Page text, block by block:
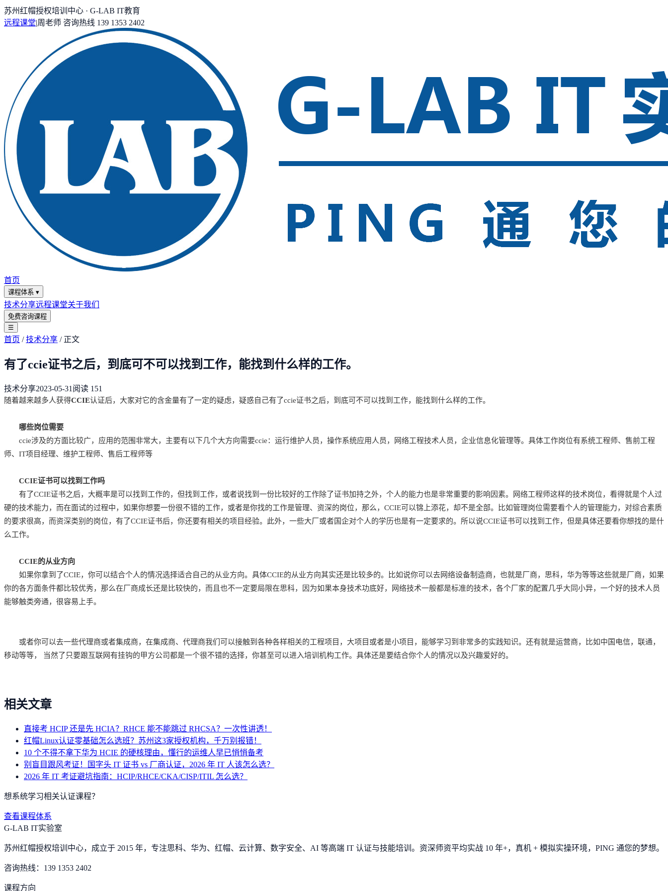
苏州红帽授权培训中心 · G-LAB IT教育
远程课堂|周老师 咨询热线 139 1353 2402
首页
课程体系 ▾
技术分享远程课堂关于我们
免费咨询课程
☰
首页 /技术分享 / 正文
有了ccie证书之后，到底可不可以找到工作，能找到什么样的工作。
技术分享2023-05-31 阅读 151
随着越来越多人获得CCIE认证后，大家对它的含金量有了一定的疑虑，疑惑自己有了ccie证书之后，到底可不可以找到工作，能找到什么样的工作。
哪些岗位需要
ccie涉及的方面比较广，应用的范围非常大，主要有以下几个大方向需要ccie：运行维护人员，操作系统应用人员，网络工程技术人员，企业信息化管理等。具体工作岗位有系统工程师、售前工程
师、IT项目经理、维护工程师、售后工程师等
CCIE证书可以找到工作吗
有了CCIE证书之后，大概率是可以找到工作的，但找到工作，或者说找到一份比较好的工作除了证书加持之外，个人的能力也是非常重要的影响因素。网络工程师这样的技术岗位，看得就是个人过
硬的技术能力，而在面试的过程中，如果你想要一份很不错的工作，或者是你找的工作是管理、资深的岗位，那么，CCIE可以锦上添花，却不是全部。比如管理岗位需要看个人的管理能力，对综合素质
的要求很高，而资深类别的岗位，有了CCIE证书后，你还要有相关的项目经验。此外，一些大厂或者国企对个人的学历也是有一定要求的。所以说CCIE证书可以找到工作，但是具体还要看你想找的是什
么工作。
CCIE的从业方向
如果你拿到了CCIE，你可以结合个人的情况选择适合自己的从业方向。具体CCIE的从业方向其实还是比较多的。比如说你可以去网络设备制造商，也就是厂商，思科，华为等等这些就是厂商，如果
你的各方面条件都比较优秀，那么在厂商成长还是比较快的，而且也不一定要局限在思科，因为如果本身技术功底好，网络技术一般都是标准的技术，各个厂家的配置几乎大同小异，一个好的技术人员
能够触类旁通，很容易上手。
或者你可以去一些代理商或者集成商，在集成商、代理商我们可以接触到各种各样相关的工程项目，大项目或者是小项目，能够学习到非常多的实践知识。还有就是运营商，比如中国电信，联通，
移动等等， 当然了只要跟互联网有挂钩的甲方公司都是一个很不错的选择，你甚至可以进入培训机构工作。具体还是要结合你个人的情况以及兴趣爱好的。
相关文章
直接考 HCIP 还是先 HCIA？RHCE 能不能跳过 RHCSA？一次性讲透！
红帽Linux认证零基础怎么选班？苏州这3家授权机构，千万别报错！
10 个不得不拿下华为 HCIE 的硬核理由，懂行的运维人早已悄悄备考
别盲目跟风考证！国字头 IT 证书 vs 厂商认证，2026 年 IT 人该怎么选？
2026 年 IT 考证避坑指南：HCIP/RHCE/CKA/CISP/ITIL 怎么选？
想系统学习相关认证课程？
查看课程体系
G-LAB IT实验室
苏州红帽授权培训中心，成立于 2015 年，专注思科、华为、红帽、云计算、数字安全、AI 等高端 IT 认证与技能培训。资深师资平均实战 10 年+，真机 + 模拟实操环境， PING 通您的梦想。
咨询热线： 139 1353 2402
课程方向